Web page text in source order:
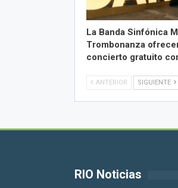
La Banda Sinfónica
Trombonanza
concierto gratuito
ANTERIOR SIGUIENTE
RIO Noticias